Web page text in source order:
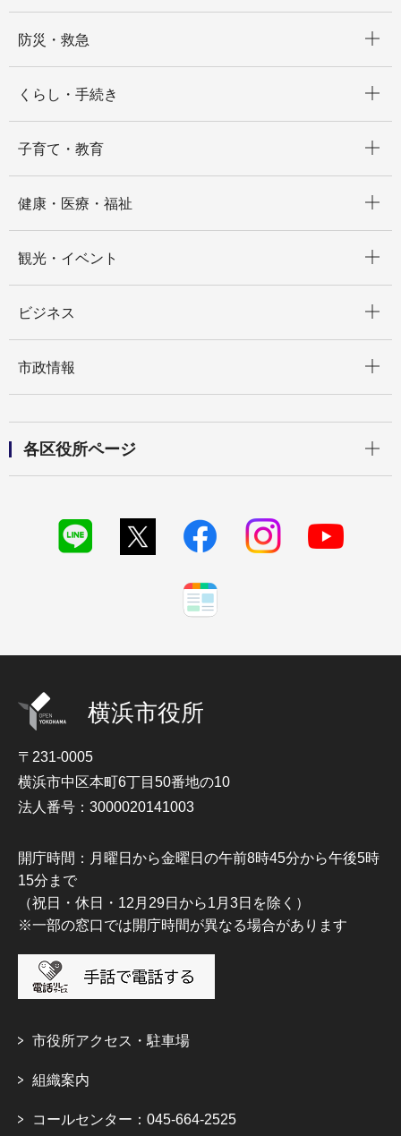
防災・救急
くらし・手続き
子育て・教育
健康・医療・福祉
観光・イベント
ビジネス
市政情報
各区役所ページ
横浜市役所
〒231-0005
横浜市中区本町6丁目50番地の10
法人番号：3000020141003
開庁時間：月曜日から金曜日の午前8時45分から午後5時
15分まで
（祝日・休日・12月29日から1月3日を除く）
※一部の窓口では開庁時間が異なる場合があります
市役所アクセス・駐車場
組織案内
コールセンター：045-664-2525